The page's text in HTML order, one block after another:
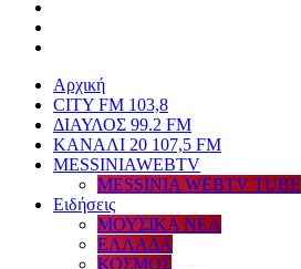
Αρχική
CITY FM 103,8
ΔΙΑΥΛΟΣ 99.2 FM
ΚΑΝΑΛΙ 20 107,5 FM
MESSINIAWEBTV
MESSINIA WEBTV TUBE
Eιδήσεις
ΜΟΥΣΙΚΑ ΝΕΑ
ΕΛΛΑΔΑ
ΚΟΣΜΟΣ